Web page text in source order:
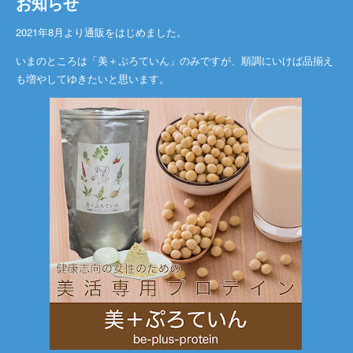
2021年8月より通販をはじめました。
いまのところは「美＋ぷろていん」のみですが、順調にいけば品揃え
も増やしてゆきたいと思います。